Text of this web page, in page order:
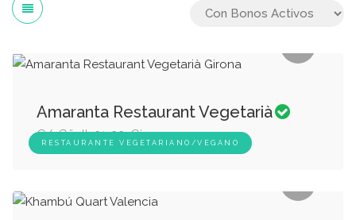
RESTAURANTE VEGETARIANO/VEGANO
Amaranta Restaurant Vegetarià
C/. Güell, 31-33, Girona